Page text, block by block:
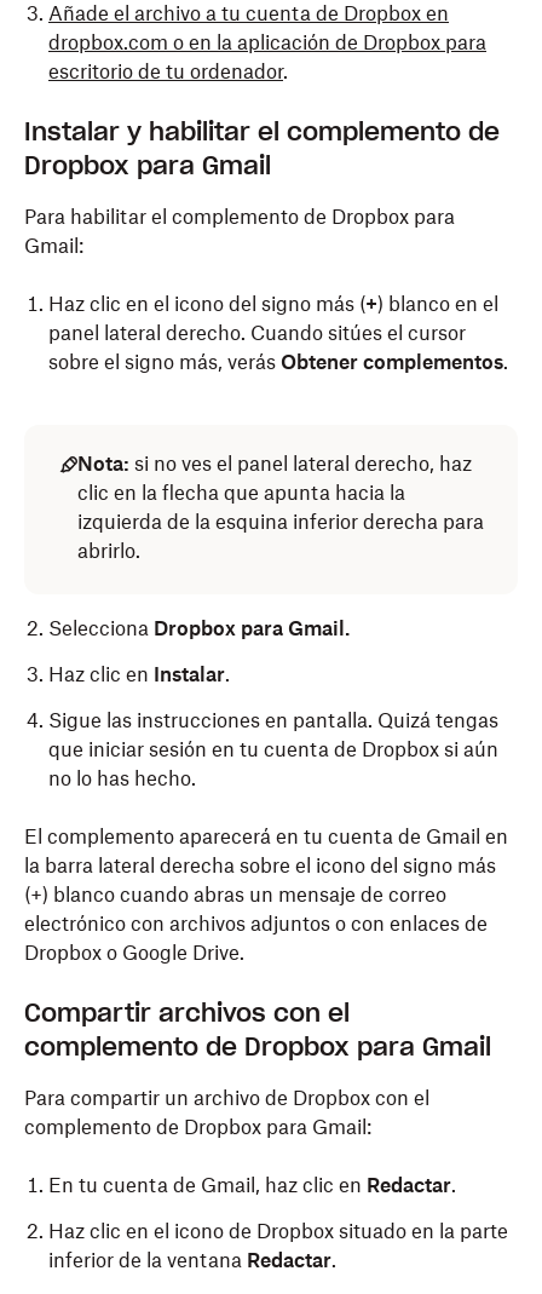
Añade el archivo a tu cuenta de Dropbox en
dropbox.com o en la aplicación de Dropbox para
escritorio de tu ordenador.
Instalar y habilitar el complemento de
Dropbox para Gmail
Para habilitar el complemento de Dropbox para
Gmail:
Haz clic en el icono del signo más (+) blanco en el
panel lateral derecho. Cuando sitúes el cursor
sobre el signo más, verás Obtener complementos.
Nota: si no ves el panel lateral derecho, haz
clic en la flecha que apunta hacia la
izquierda de la esquina inferior derecha para
abrirlo.
Selecciona Dropbox para Gmail.
Haz clic en Instalar.
Sigue las instrucciones en pantalla. Quizá tengas
que iniciar sesión en tu cuenta de Dropbox si aún
no lo has hecho.
El complemento aparecerá en tu cuenta de Gmail en
la barra lateral derecha sobre el icono del signo más
(+) blanco cuando abras un mensaje de correo
electrónico con archivos adjuntos o con enlaces de
Dropbox o Google Drive.
Compartir archivos con el
complemento de Dropbox para Gmail
Para compartir un archivo de Dropbox con el
complemento de Dropbox para Gmail:
En tu cuenta de Gmail, haz clic en Redactar.
Haz clic en el icono de Dropbox situado en la parte
inferior de la ventana Redactar.